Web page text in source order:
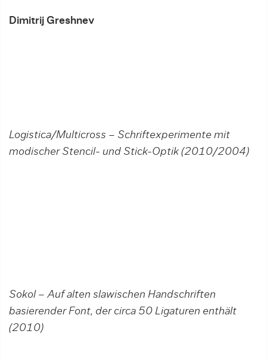
Dimitrij Greshnev
Logistica/Multicross – Schriftexperimente mit
modischer Stencil- und Stick-Optik (2010/2004)
Sokol – Auf alten slawischen Handschriften
basierender Font, der circa 50 Ligaturen enthält
(2010)